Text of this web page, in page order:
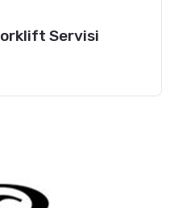
Servisi